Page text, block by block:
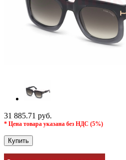
31 885.71 руб.
* Цена товара указана без НДС (5%)
Купить